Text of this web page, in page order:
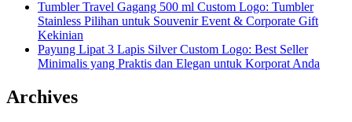
Tumbler Travel Gagang 500 ml Custom Logo: Tumbler
Stainless Pilihan untuk Souvenir Event & Corporate Gift
Kekinian
Payung Lipat 3 Lapis Silver Custom Logo: Best Seller
Minimalis yang Praktis dan Elegan untuk Korporat Anda
Archives